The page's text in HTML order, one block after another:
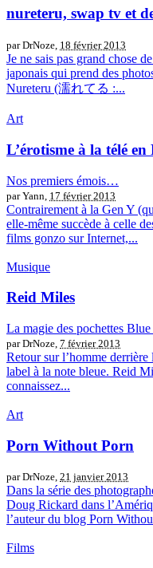
nureteru, swap tv et
par DrNoze, 18 février 2013
Je ne sais pas grand chose
japonais qui prend des
Nureteru (濡れてる :...
Art
L’érotisme à la télé
Nos premiers émois…
par Yann, 17 février 2013
Contrairement à la Gen Y
elle-même succède à celle
films gonzo sur Internet,...
Musique
Reid Miles
La magie des pochettes
par DrNoze, 7 février 2013
Retour sur l’homme derrière
label à la note bleue. Reid
connaissez...
Art
Porn Without Porn
par DrNoze, 21 janvier 2013
Dans la série des
Doug Rickard dans
l’auteur du blog Porn
Films